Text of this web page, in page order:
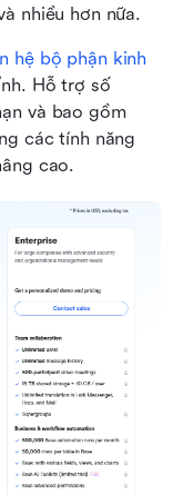
nhiều hơn nữa.
hệ bộ phận kinh
Hỗ trợ số
và bao gồm
các tính năng
cao.